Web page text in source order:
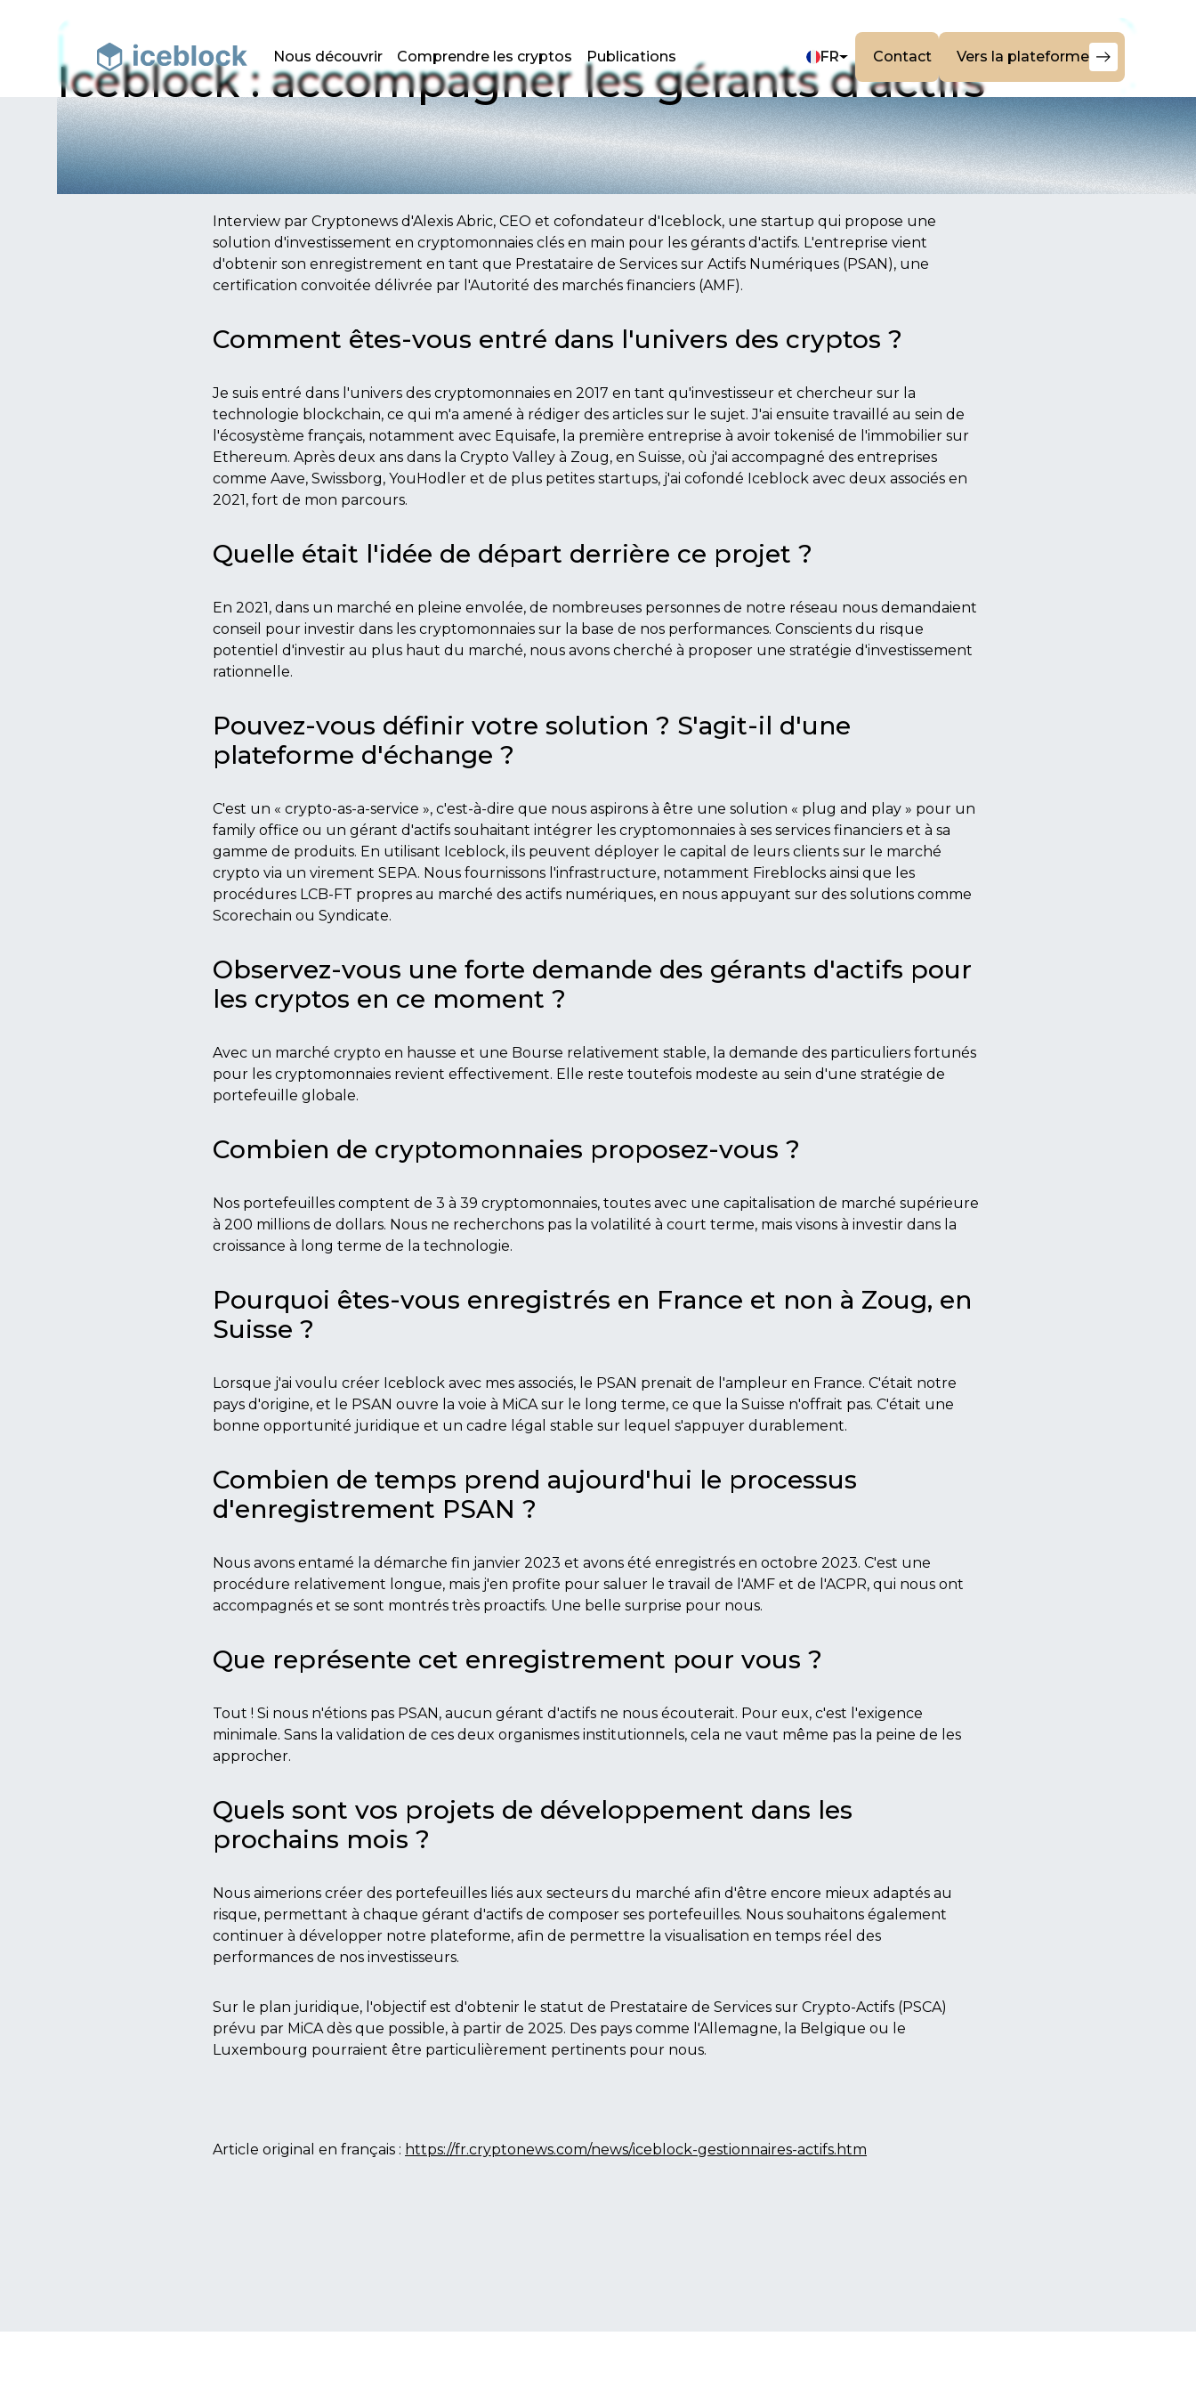
Nous découvrir Comprendre les cryptos Publications FR Contact
Contact
Vers
la
Vers la plateforme
Iceblock : accompagner les gérants d'actifs
Interview par Cryptonews d'Alexis Abric, CEO et cofondateur d'Iceblock, une startup qui propose une
solution d'investissement en cryptomonnaies clés en main pour les gérants d'actifs. L'entreprise vient
d'obtenir son enregistrement en tant que Prestataire de Services sur Actifs Numériques (PSAN), une
certification convoitée délivrée par l'Autorité des marchés financiers (AMF).
Comment êtes-vous entré dans l'univers des cryptos ?
Je suis entré dans l'univers des cryptomonnaies en 2017 en tant qu'investisseur et chercheur sur la
technologie blockchain, ce qui m'a amené à rédiger des articles sur le sujet. J'ai ensuite travaillé au sein de
l'écosystème français, notamment avec Equisafe, la première entreprise à avoir tokenisé de l'immobilier sur
Ethereum. Après deux ans dans la Crypto Valley à Zoug, en Suisse, où j'ai accompagné des entreprises
comme Aave, Swissborg, YouHodler et de plus petites startups, j'ai cofondé Iceblock avec deux associés en
2021, fort de mon parcours.
Quelle était l'idée de départ derrière ce projet ?
En 2021, dans un marché en pleine envolée, de nombreuses personnes de notre réseau nous demandaient
conseil pour investir dans les cryptomonnaies sur la base de nos performances. Conscients du risque
potentiel d'investir au plus haut du marché, nous avons cherché à proposer une stratégie d'investissement
rationnelle.
Pouvez-vous définir votre solution ? S'agit-il d'une
plateforme d'échange ?
C'est un « crypto-as-a-service », c'est-à-dire que nous aspirons à être une solution « plug and play » pour un
family office ou un gérant d'actifs souhaitant intégrer les cryptomonnaies à ses services financiers et à sa
gamme de produits. En utilisant Iceblock, ils peuvent déployer le capital de leurs clients sur le marché
crypto via un virement SEPA. Nous fournissons l'infrastructure, notamment Fireblocks ainsi que les
procédures LCB-FT propres au marché des actifs numériques, en nous appuyant sur des solutions comme
Scorechain ou Syndicate.
Observez-vous une forte demande des gérants d'actifs pour
les cryptos en ce moment ?
Avec un marché crypto en hausse et une Bourse relativement stable, la demande des particuliers fortunés
pour les cryptomonnaies revient effectivement. Elle reste toutefois modeste au sein d'une stratégie de
portefeuille globale.
Combien de cryptomonnaies proposez-vous ?
Nos portefeuilles comptent de 3 à 39 cryptomonnaies, toutes avec une capitalisation de marché supérieure
à 200 millions de dollars. Nous ne recherchons pas la volatilité à court terme, mais visons à investir dans la
croissance à long terme de la technologie.
Pourquoi êtes-vous enregistrés en France et non à Zoug, en
Suisse ?
Lorsque j'ai voulu créer Iceblock avec mes associés, le PSAN prenait de l'ampleur en France. C'était notre
pays d'origine, et le PSAN ouvre la voie à MiCA sur le long terme, ce que la Suisse n'offrait pas. C'était une
bonne opportunité juridique et un cadre légal stable sur lequel s'appuyer durablement.
Combien de temps prend aujourd'hui le processus
d'enregistrement PSAN ?
Nous avons entamé la démarche fin janvier 2023 et avons été enregistrés en octobre 2023. C'est une
procédure relativement longue, mais j'en profite pour saluer le travail de l'AMF et de l'ACPR, qui nous ont
accompagnés et se sont montrés très proactifs. Une belle surprise pour nous.
Que représente cet enregistrement pour vous ?
Tout ! Si nous n'étions pas PSAN, aucun gérant d'actifs ne nous écouterait. Pour eux, c'est l'exigence
minimale. Sans la validation de ces deux organismes institutionnels, cela ne vaut même pas la peine de les
approcher.
Quels sont vos projets de développement dans les
prochains mois ?
Nous aimerions créer des portefeuilles liés aux secteurs du marché afin d'être encore mieux adaptés au
risque, permettant à chaque gérant d'actifs de composer ses portefeuilles. Nous souhaitons également
continuer à développer notre plateforme, afin de permettre la visualisation en temps réel des
performances de nos investisseurs.
Sur le plan juridique, l'objectif est d'obtenir le statut de Prestataire de Services sur Crypto-Actifs (PSCA)
prévu par MiCA dès que possible, à partir de 2025. Des pays comme l'Allemagne, la Belgique ou le
Luxembourg pourraient être particulièrement pertinents pour nous.
Article original en français : https://fr.cryptonews.com/news/iceblock-gestionnaires-actifs.htm